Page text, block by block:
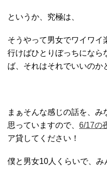
というか、究極は、
そうやって男女でワイワイ
行けばひとりぼっちになら
ば、それはそれでいいのか
まぁそんな感じの話を、み
思っていますので、 6/17の
ア貸してください！
僕と男女10人くらいで、